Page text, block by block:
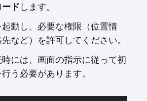
ドします。
動し、必要な権限（位置情
など）を許可してください。
には、画面の指示に従って初
う必要があります。